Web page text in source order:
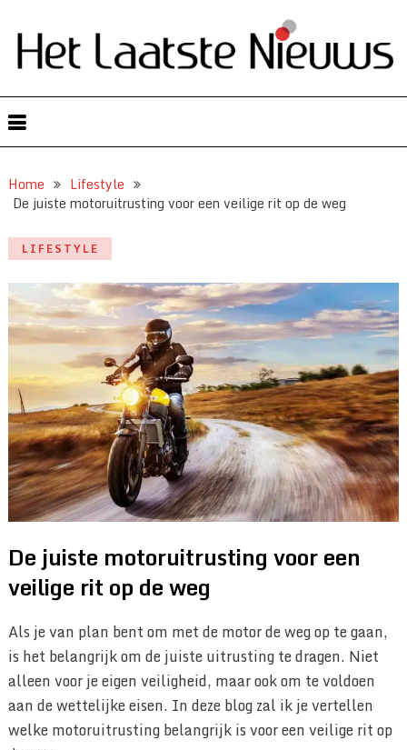
Home
Lifestyle
De juiste motoruitrusting voor een veilige rit op de weg
LIFESTYLE
De juiste motoruitrusting voor een
veilige rit op de weg
Als je van plan bent om met de motor de weg op te gaan,
is het belangrijk om de juiste uitrusting te dragen. Niet
alleen voor je eigen veiligheid, maar ook om te voldoen
aan de wettelijke eisen. In deze blog zal ik je vertellen
welke motoruitrusting belangrijk is voor een veilige rit op